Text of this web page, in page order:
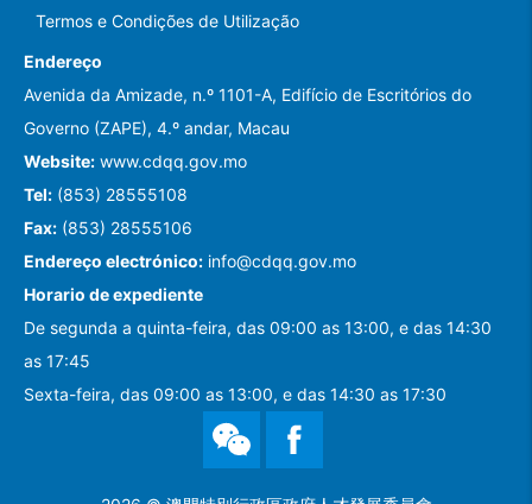
Termos e Condições de Utilização
Endereço
Avenida da Amizade, n.º 1101-A, Edifício de Escritórios do
Governo (ZAPE), 4.º andar, Macau
Website: www.cdqq.gov.mo
Tel: (853) 28555108
Fax: (853) 28555106
Endereço electrónico: info@cdqq.gov.mo
Horario de expediente
De segunda a quinta-feira, das 09:00 as 13:00, e das 14:30
as 17:45
Sexta-feira, das 09:00 as 13:00, e das 14:30 as 17:30